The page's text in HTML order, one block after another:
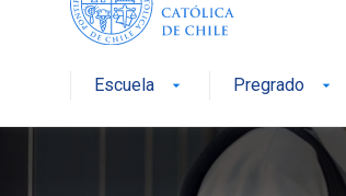
Escuela Pregrado